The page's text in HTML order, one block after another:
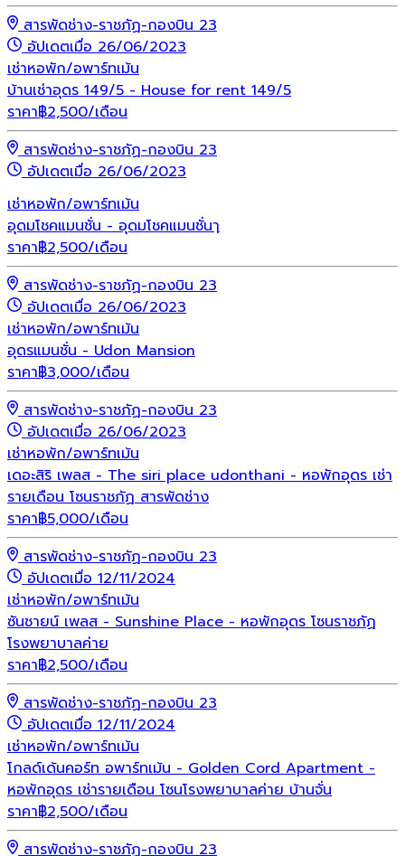
สารพัดช่าง-ราชภัฏ-กองบิน 23
อัปเดตเมื่อ 26/06/2023
เช่าหอพัก/อพาร์ทเม้น
บ้านเช่าอุดร 149/5 - House for rent 149/5
ราคา฿2,500/เดือน
สารพัดช่าง-ราชภัฏ-กองบิน 23
อัปเดตเมื่อ 26/06/2023
เช่าหอพัก/อพาร์ทเม้น
อุดมโชคแมนชั่น - อุดมโชคแมนชั่นๅ
ราคา฿2,500/เดือน
สารพัดช่าง-ราชภัฏ-กองบิน 23
อัปเดตเมื่อ 26/06/2023
เช่าหอพัก/อพาร์ทเม้น
อุดรแมนชั่น - Udon Mansion
ราคา฿3,000/เดือน
สารพัดช่าง-ราชภัฏ-กองบิน 23
อัปเดตเมื่อ 26/06/2023
เช่าหอพัก/อพาร์ทเม้น
เดอะสิริ เพลส - The siri place udonthani - หอพักอุดร เช่า
รายเดือน โซนราชภัฏ สารพัดช่าง
ราคา฿5,000/เดือน
สารพัดช่าง-ราชภัฏ-กองบิน 23
อัปเดตเมื่อ 12/11/2024
เช่าหอพัก/อพาร์ทเม้น
ซันชายน์ เพลส - Sunshine Place - หอพักอุดร โซนราชภัฏ
โรงพยาบาลค่าย
ราคา฿2,500/เดือน
สารพัดช่าง-ราชภัฏ-กองบิน 23
อัปเดตเมื่อ 12/11/2024
เช่าหอพัก/อพาร์ทเม้น
โกลด์เด้นคอร์ท อพาร์ทเม้น - Golden Cord Apartment -
หอพักอุดร เช่ารายเดือน โซนโรงพยาบาลค่าย บ้านจั่น
ราคา฿2,500/เดือน
สารพัดช่าง-ราชภัฏ-กองบิน 23